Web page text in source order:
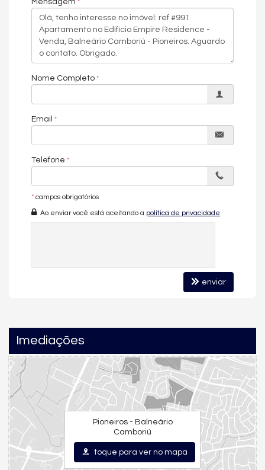
Acabamento em Gesso
Fechadura Eletrônica
Sala de Estar
Sala de Jantar
Cozinha
Espaço Gourmet
Sacada Técnica
Salão de Festas
Brinquedoteca
Piscina Infantil
Mensagem
Nome Completo
Email
Telefone
* campos obrigatórios
Ao enviar você está aceitando a política de privacidade
enviar
Imediações
Pioneiros - Balneário
Camboriú
toque para ver no mapa